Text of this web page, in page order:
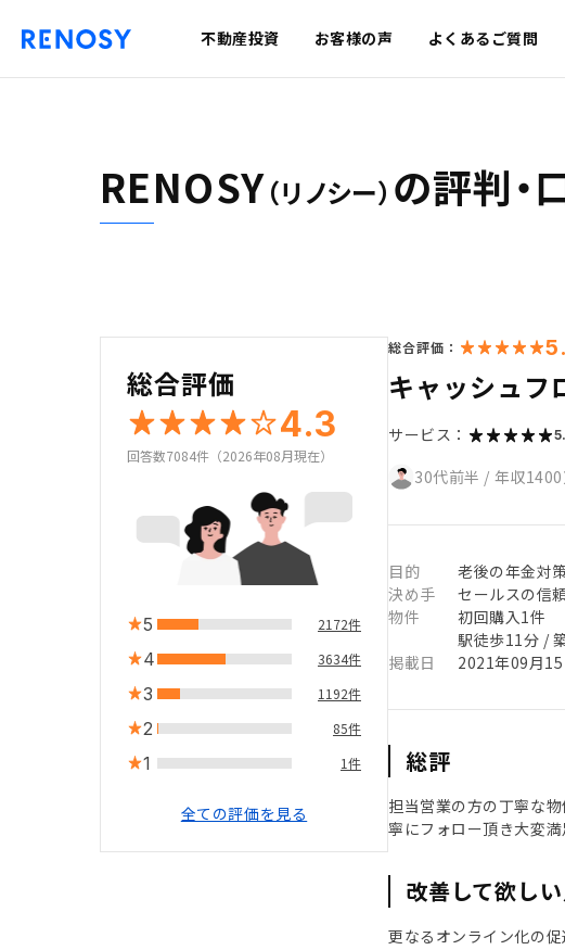
不動産投資 お客様の声 よくあるご質問
RENOSY（リノシー） の評判・
総合評価
4.3
回答数7084件（2026年08月現在）
5 2172件
4 3634件
3 1192件
2 85件
1 1件
全ての評価を見る
総合評価：
キャッシュフ
サービス：
30代前半 / 年収
目的
老後の年金対
決め手
セールスの信
物件
初回購入1件
駅徒歩11分 /
掲載日
2021年09月15
総評
担当営業の方の丁寧な
寧にフォロー頂き大変満
改善して欲し
更なるオンライン化の促